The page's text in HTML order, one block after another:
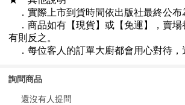
詢問商品
還沒有人提問